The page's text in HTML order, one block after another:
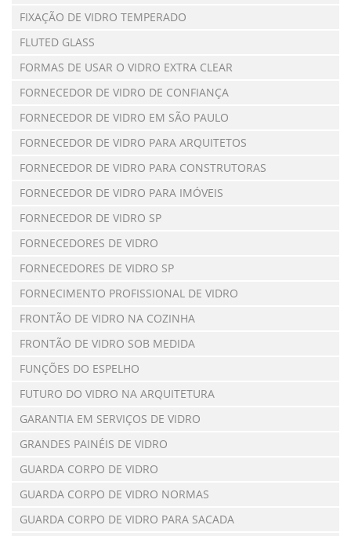
FIXAÇÃO DE VIDRO TEMPERADO
FLUTED GLASS
FORMAS DE USAR O VIDRO EXTRA CLEAR
FORNECEDOR DE VIDRO DE CONFIANÇA
FORNECEDOR DE VIDRO EM SÃO PAULO
FORNECEDOR DE VIDRO PARA ARQUITETOS
FORNECEDOR DE VIDRO PARA CONSTRUTORAS
FORNECEDOR DE VIDRO PARA IMÓVEIS
FORNECEDOR DE VIDRO SP
FORNECEDORES DE VIDRO
FORNECEDORES DE VIDRO SP
FORNECIMENTO PROFISSIONAL DE VIDRO
FRONTÃO DE VIDRO NA COZINHA
FRONTÃO DE VIDRO SOB MEDIDA
FUNÇÕES DO ESPELHO
FUTURO DO VIDRO NA ARQUITETURA
GARANTIA EM SERVIÇOS DE VIDRO
GRANDES PAINÉIS DE VIDRO
GUARDA CORPO DE VIDRO
GUARDA CORPO DE VIDRO NORMAS
GUARDA CORPO DE VIDRO PARA SACADA